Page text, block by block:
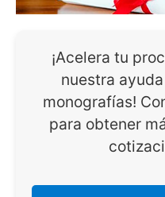
¡Acelera tu
nuestra
monografías!
para obtener